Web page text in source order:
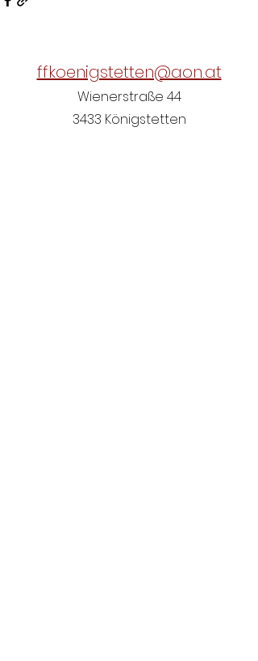
ffkoenigstetten@aon.at
Wienerstraße 44
3433 Königstetten